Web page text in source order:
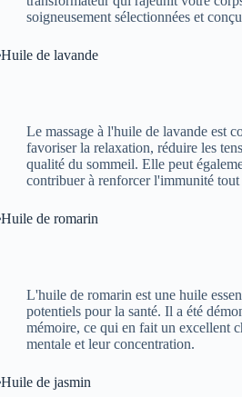
soigneusement sélectionnées et
Huile de lavande
Le massage à l'huile de lavande est
favoriser la relaxation, réduire les
qualité du sommeil. Elle peut
contribuer à renforcer l'immunité
Huile de romarin
L'huile de romarin est une huile
potentiels pour la santé. Il a été
mémoire, ce qui en fait un excellent
mentale et leur concentration.
Huile de jasmin